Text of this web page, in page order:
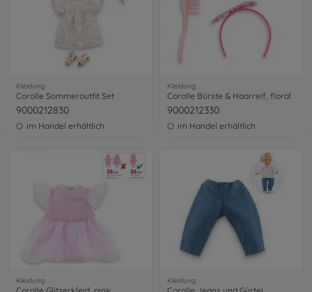
Kleidung
Corolle Sommeroutfit Set
9000212830
im Handel erhältlich
Kleidung
Corolle Bürste & Haarreif, floral
9000212330
im Handel erhältlich
Kleidung Kleidung